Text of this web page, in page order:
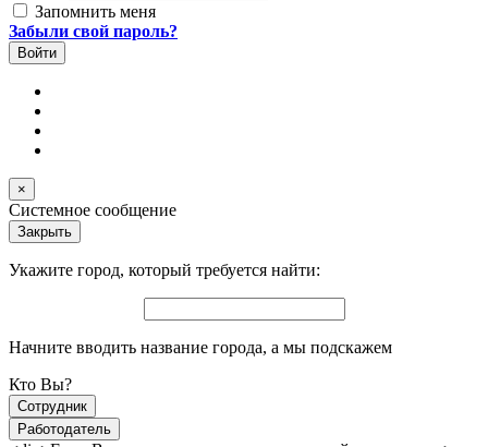
Запомнить меня
Забыли свой пароль?
×
Системное сообщение
Закрыть
Укажите город, который требуется найти:
Начните вводить название города, а мы подскажем
Кто Вы?
Сотрудник
Работодатель